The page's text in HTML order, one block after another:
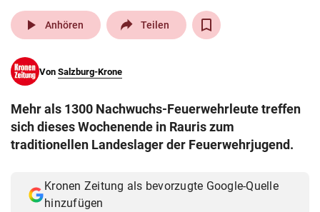
pin_drop
Wien arrow_right
search
eingeben
© Krone Multimedia GmbH & Co KG 2026
Muthgasse 2, 1190 Wien
play_arrow Anhören Teilen
Von Salzburg-Krone
Mehr als 1300 Nachwuchs-Feuerwehrleute treffen
sich dieses Wochenende in Rauris zum
traditionellen Landeslager der Feuerwehrjugend.
Kronen Zeitung als bevorzugte Google-Quelle
hinzufügen